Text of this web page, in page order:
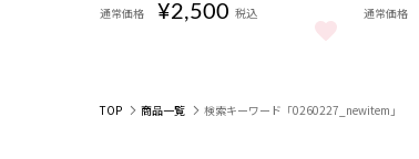
通常価格 ¥2,500 税込
スタジアムミニ折りたたみコンテナ をもっと
通常価格
アコ
TOP 商品一覧 検索キーワード「0260227_newitem」